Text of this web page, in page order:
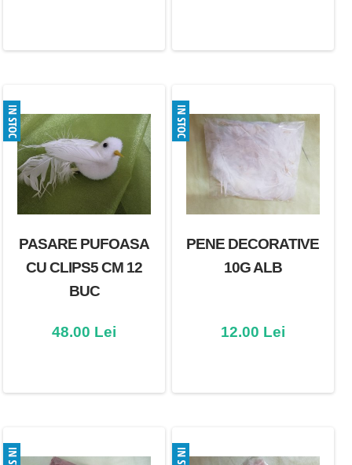
PASARE PUFOASA
CU CLIPS5 CM 12
BUC
48.00 Lei
PENE DECORATIVE
10G ALB
12.00 Lei